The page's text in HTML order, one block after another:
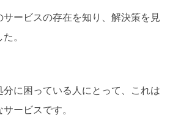
ービスの存在を知り、解決策を見
。
に困っている人にとって、これは
ービスです。